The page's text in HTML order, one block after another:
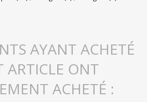
AYANT ACHETÉ
ARTICLE ONT
ACHETÉ :